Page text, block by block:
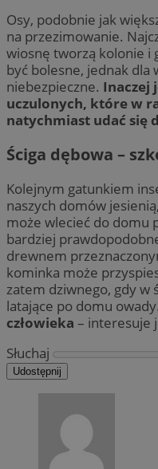
Osy, podobnie jak
na przezimowanie.
wiosnę tworzą kolonie i
być bolesne, jednak dla
niebezpieczne. Inaczej
uczulonych, które w
natychmiast udać się
Ściga dębowa –
Kolejnym gatunkiem
naszych domów
może wlecieć do domu
bardziej
drewnem
kominka może
zatem dziwnego, gdy w
latające po domu owady.
człowieka – interesuje
Słuchaj
Udostępnij